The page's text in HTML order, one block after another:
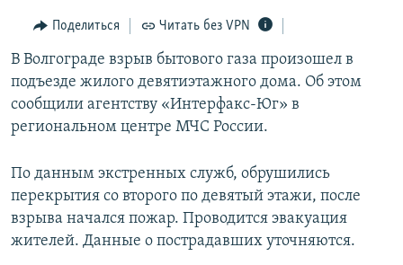
навигации
Вернутся
поиску
11 ЛЕТ ОККУПАЦИИ КРЫМА. 11 ИСТОРИЙ СОПРОТИВЛЕНИЯ
ЕЩЕ
ИНТЕРАКТИВ
ИНФОГРАФИКА
ТЕЛЕПРОЕКТ КРЫМ.РЕАЛИИ
ПОБЕДИТЕЛЕЙ НЕ СУДЯТ?
РАДІО СВОБОДА
КАК ОБОЙТИ БЛОКИРОВКУ
Qırımtatar
ПРИСОЕДИНЯЙТЕСЬ!
Поделиться Читать без VPN
В Волгограде взрыв бытового газа произошел в
подъезде жилого девятиэтажного дома. Об этом
сообщили агентству «Интерфакс-Юг» в
региональном центре МЧС России.
По данным экстренных служб, обрушились
перекрытия со второго по девятый этажи, после
взрыва начался пожар. Проводится эвакуация
жителей. Данные о пострадавших уточняются.